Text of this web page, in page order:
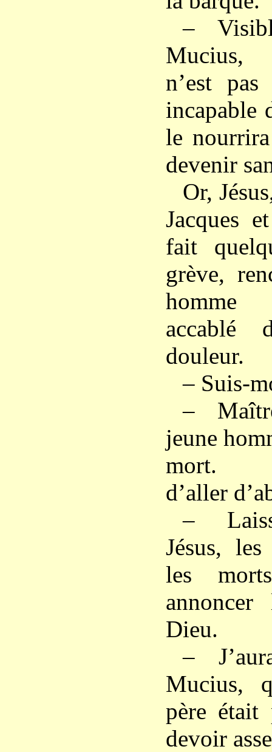
–
Mucius,
n’est
incapable
le
devenir
Or,
Jacques
fait
grève,
homme
accablé
douleur.
– Suis-
–
jeune
mort.
d’aller
–
Jésus,
les
Dieu.
–
Mucius,
père
devoir